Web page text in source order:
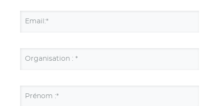
Email:*
Organisation : *
Prénom :*